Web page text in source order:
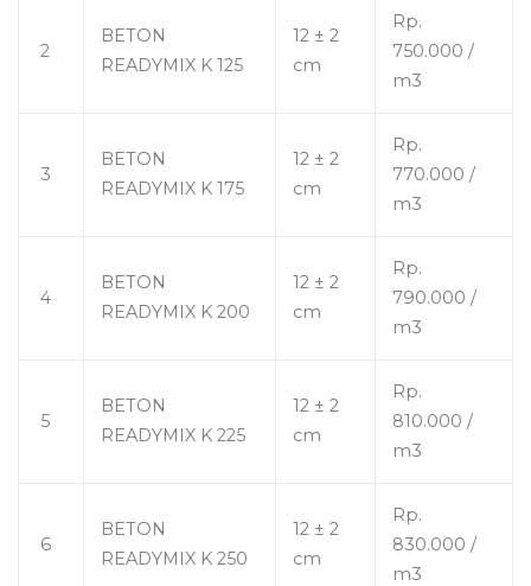
2
BETON
READYMIX K 125
12 ± 2
cm
Rp.
750.000 /
m3
3
BETON
READYMIX K 175
12 ± 2
cm
Rp.
770.000 /
m3
4
BETON
READYMIX K 200
12 ± 2
cm
Rp.
790.000 /
m3
5
BETON
READYMIX K 225
12 ± 2
cm
Rp.
810.000 /
m3
6
BETON
READYMIX K 250
12 ± 2
cm
Rp.
830.000 /
m3